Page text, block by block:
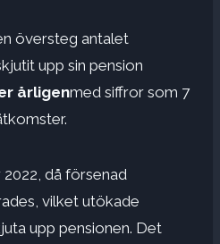
översteg antalet
upp sin pension
årligenmed siffror som 7
då försenad
vilket utökade
upp pensionen. Det